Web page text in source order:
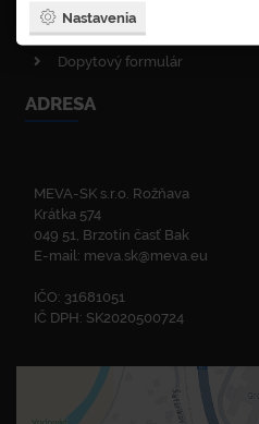
ISO certifikáty
Zelená linka
Dopytový formulár
ADRESA
MEVA-SK s.r.o. Rožňava
Krátka 574
049 51, Brzotín časť Bak
E-mail: meva.sk@meva.eu
IČO: 31681051
IČ DPH: SK2020500724
Nastavenia